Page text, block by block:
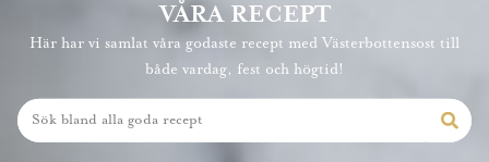
VÅRA RECEPT
Här har vi samlat våra godaste recept med Västerbottensost till
både vardag, fest och högtid!